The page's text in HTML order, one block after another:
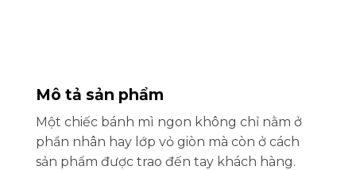
Mô tả sản phẩm
Một chiếc bánh mì ngon không chỉ nằm ở
phần nhân hay lớp vỏ giòn mà còn ở cách
sản phẩm được trao đến tay khách hàng.